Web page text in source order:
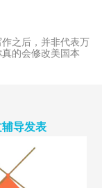
之后，并非代表万
的会修改美国本
导发表